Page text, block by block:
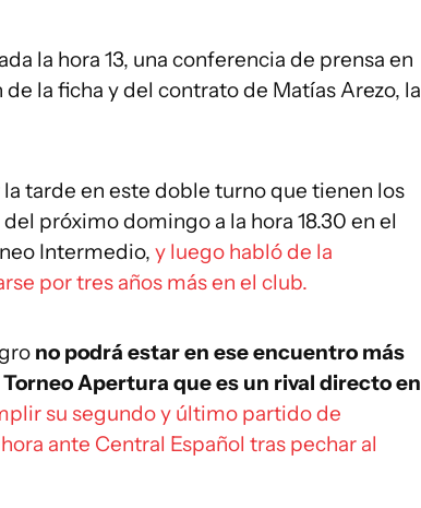
la hora 13, una conferencia de prensa en
la ficha y del contrato de Matías Arezo, la
tarde en este doble turno que tienen los
próximo domingo a la hora 18.30 en el
Intermedio, y luego habló de la
por tres años más en el club.
no podrá estar en ese encuentro más
Apertura que es un rival directo en
su segundo y último partido de
ante Central Español tras pechar al